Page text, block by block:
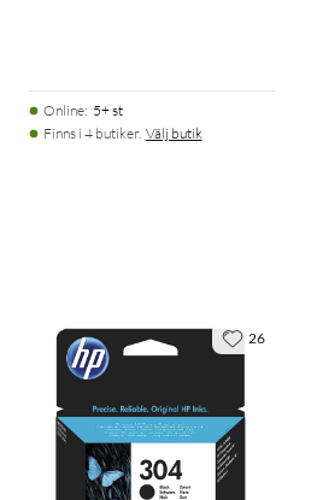
Online: 5+ st
Finns i 4 butiker. Välj butik
26